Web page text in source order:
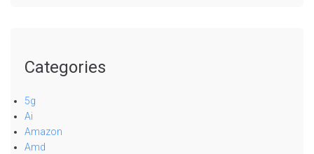
Categories
5g
Ai
Amazon
Amd